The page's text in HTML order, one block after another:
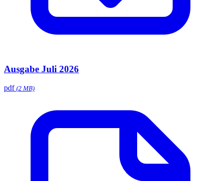
Ausgabe Juli 2026
pdf (2 MB)